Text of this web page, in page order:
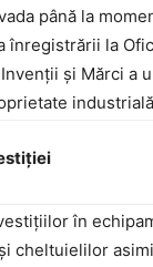
până la
înregistrării la
și Mărci a
în
cheltuielilor